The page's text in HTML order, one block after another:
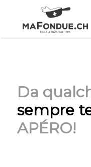
Da
sempre
APÉRO!